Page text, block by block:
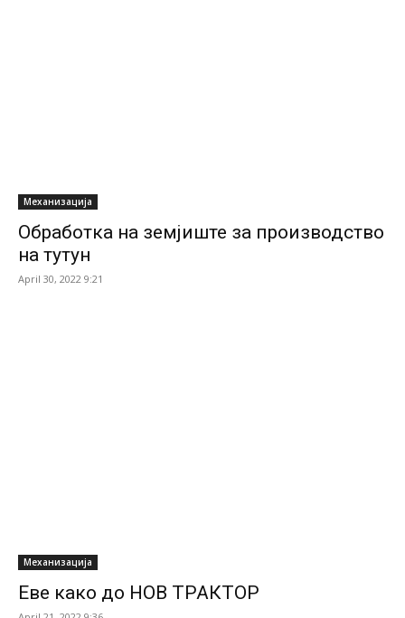
Механизација
Обработка на земјиште за производство
на тутун
April 30, 2022 9:21
Механизација
Еве како до НОВ ТРАКТОР